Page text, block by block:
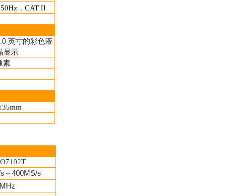
50Hz ，CAT II
英寸的彩色液
显示
素
～400MS/s